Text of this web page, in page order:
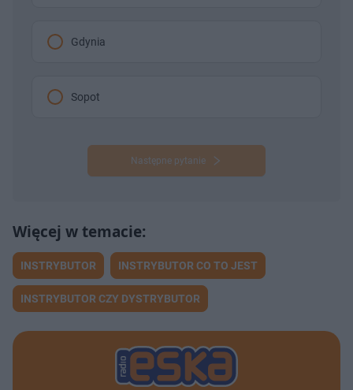
Gdynia
Sopot
Następne pytanie
INSTRYBUTOR INSTRYBUTOR CO TO JEST
INSTRYBUTOR CZY DYSTRYBUTOR